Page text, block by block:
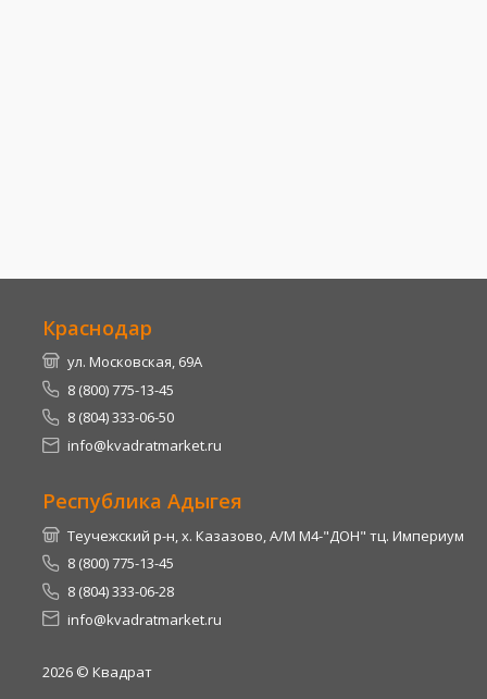
Краснодар
ул. Московская, 69А
8 (800) 775-13-45
8 (804) 333-06-50
info@kvadratmarket.ru
Республика Адыгея
Теучежский р-н, х. Казазово, А/М М4-"ДОН" тц. Империум
8 (800) 775-13-45
8 (804) 333-06-28
info@kvadratmarket.ru
2026 © Квадрат